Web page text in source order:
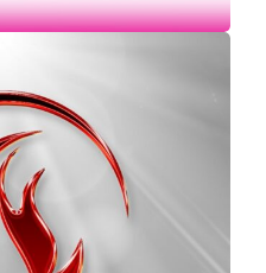
Hotpot